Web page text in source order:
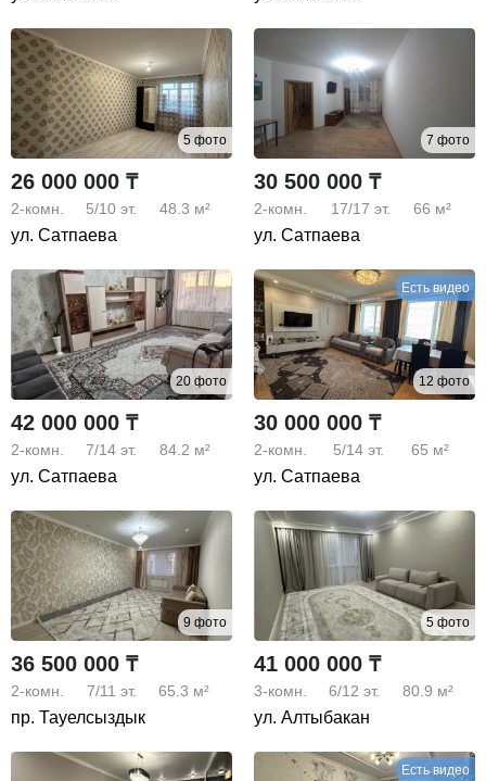
5 фото
26 000 000 ₸
2-комн. 5/10 эт. 48.3 м²
ул. Сатпаева
7 фото
30 500 000 ₸
2-комн. 17/17 эт. 66 м²
ул. Сатпаева
20 фото
42 000 000 ₸
2-комн. 7/14 эт. 84.2 м²
ул. Сатпаева
12 фото
Есть видео
30 000 000 ₸
2-комн. 5/14 эт. 65 м²
ул. Сатпаева
9 фото
36 500 000 ₸
2-комн. 7/11 эт. 65.3 м²
пр. Тауелсыздык
5 фото
41 000 000 ₸
3-комн. 6/12 эт. 80.9 м²
ул. Алтыбакан
Есть видео